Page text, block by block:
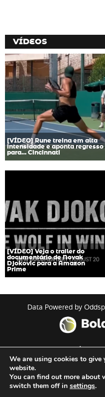
VÍDEOS
[VÍDEO] Rune treina em alta
intensidade e aponta regresso
para… Cincinnati
[VÍDEO] Veja o trailer do
documentário de Novak
Djokovic para a Amazon
Prime
Data Powered by
We are using cookies to give
website.
You can find out more about
switch them off in settings.